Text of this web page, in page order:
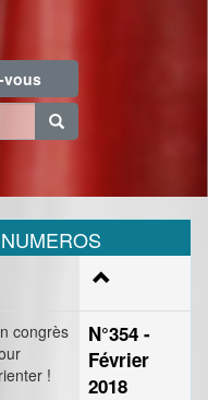
vous
congrès
!
N°354 -
Février
2018